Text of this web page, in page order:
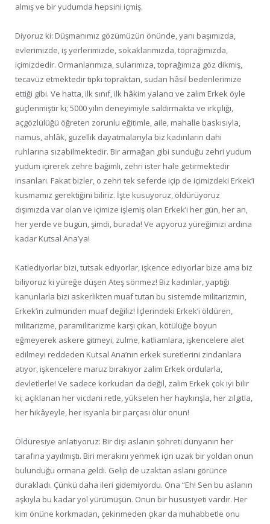
almış ve bir yudumda hepsini içmiş.
Diyoruz ki: Düşmanımız gözümüzün önünde, yanı başımızda,
evlerimizde, iş yerlerimizde, sokaklarımızda, toprağımızda,
içimizdedir. Ormanlarımıza, sularımıza, toprağımıza göz dikmiş,
tecavüz etmektedir tıpkı topraktan, sudan hâsıl bedenlerimize
ettiği gibi. Ve hatta, ilk sınıf, ilk hâkim yalancı ve zalim Erkek öyle
güçlenmiştir ki; 5000 yılın deneyimiyle saldırmakta ve ırkçılığı,
açgözlülüğü öğreten zorunlu eğitimle, aile, mahalle baskısıyla,
namus, ahlâk, güzellik dayatmalarıyla biz kadınların dahi
ruhlarına sızabilmektedir. Bir armağan gibi sunduğu zehri yudum
yudum içirerek zehre bağımlı, zehri ister hale getirmektedir
insanları. Fakat bizler, o zehri tek seferde içip de içimizdeki Erkek’i
kusmamız gerektiğini biliriz. İşte kusuyoruz, öldürüyoruz
dışımızda var olan ve içimize işlemiş olan Erkek’i her gün, her an,
her yerde ve bugün, şimdi, burada! Ve açıyoruz yüreğimizi ardına
kadar Kutsal Ana’ya!
Katlediyorlar bizi, tutsak ediyorlar, işkence ediyorlar bize ama biz
biliyoruz ki yüreğe düşen Ateş sönmez! Biz kadınlar, yaptığı
kanunlarla bizi askerlikten muaf tutan bu sistemde militarizmin,
Erkek’in zulmünden muaf değiliz! İçlerindeki Erkek’i öldüren,
militarizme, paramilitarizme karşı çıkan, kötülüğe boyun
eğmeyerek askere gitmeyi, zulme, katliamlara, işkencelere alet
edilmeyi reddeden Kutsal Ana’nın erkek suretlerini zindanlara
atıyor, işkencelere maruz bırakıyor zalim Erkek ordularla,
devletlerle! Ve sadece korkudan da değil, zalim Erkek çok iyi bilir
ki; açıklanan her vicdani retle, yükselen her haykırışla, her zılgıtla,
her hikâyeyle, her isyanla bir parçası ölür onun!
Öldüresiye anlatıyoruz: Bir dişi aslanın şöhreti dünyanın her
tarafına yayılmıştı. Biri merakını yenmek için uzak bir yoldan onun
bulunduğu ormana geldi. Gelip de uzaktan aslanı görünce
durakladı. Çünkü daha ileri gidemiyordu. Ona “Eh! Sen bu aslanın
aşkıyla bu kadar yol yürümüşün. Onun bir hususiyeti vardır. Her
kim önüne korkmadan, çekinmeden çıkar da muhabbetle onu